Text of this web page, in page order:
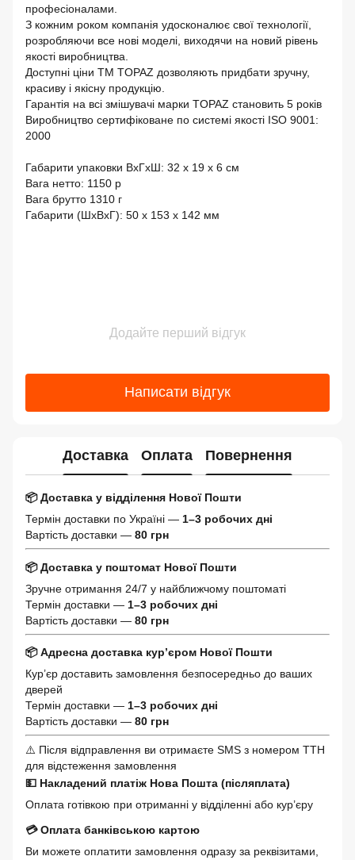
професіоналами.
З кожним роком компанія удосконалює свої технології,
розробляючи все нові моделі, виходячи на новий рівень
якості виробництва.
Доступні ціни ТМ TOPAZ дозволяють придбати зручну,
красиву і якісну продукцію.
Гарантія на всі змішувачі марки TOPAZ становить 5 років
Виробництво сертифіковане по системі якості ISO 9001:
2000
Габарити упаковки ВхГхШ: 32 х 19 х 6 см
Вага нетто: 1150 р
Вага брутто 1310 г
Габарити (ШхВхГ): 50 х 153 х 142 мм
Додайте перший відгук
Написати відгук
Доставка Оплата Повернення
📦 Доставка у відділення Нової Пошти
Термін доставки по Україні — 1–3 робочих дні
Вартість доставки — 80 грн
📦 Доставка у поштомат Нової Пошти
Зручне отримання 24/7 у найближчому поштоматі
Термін доставки — 1–3 робочих дні
Вартість доставки — 80 грн
📦 Адресна доставка кур’єром Нової Пошти
Кур’єр доставить замовлення безпосередньо до ваших
дверей
Термін доставки — 1–3 робочих дні
Вартість доставки — 80 грн
⚠️ Після відправлення ви отримаєте SMS з номером ТТН
для відстеження замовлення
💵 Накладений платіж Нова Пошта (післяплата)
Оплата готівкою при отриманні у відділенні або кур’єру
💳 Оплата банківською картою
Ви можете оплатити замовлення одразу за реквізитами,